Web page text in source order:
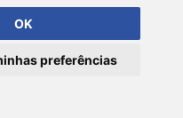
OK
preferências
direitos reservados.